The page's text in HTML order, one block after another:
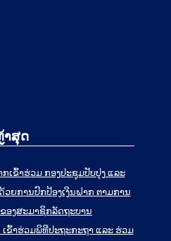
າສຸດ
ເຂົ້າຮ່ວມ ກອງປະຊຸມປັບປຸງ ແລະ
ຍການປົກປ້ອງເງິນຝາກ ຕາມການ
ອງສະມາຊິກລັດຖະບານ
ເຂົ້າຮ່ວມພິທີປະຖະກະຖາ ແລະ ຮ່ວມ